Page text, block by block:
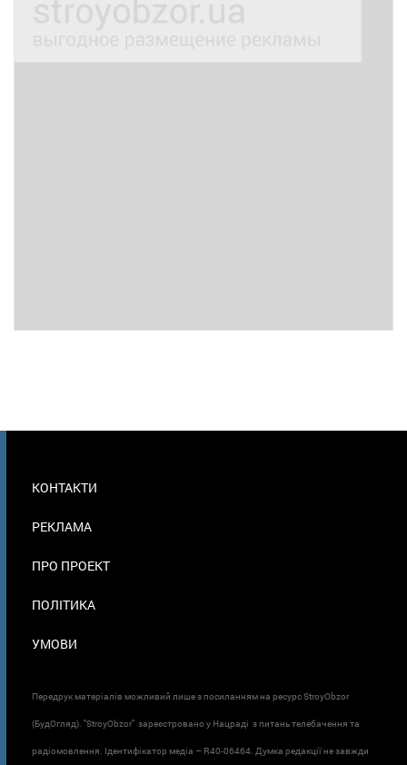
В
КОНТАКТИ
РЕКЛАМА
ПРО ПРОЕКТ
ПОЛІТИКА
УМОВИ
Передрук матеріалів можливий лише з посиланням на ресурс StroyObzor
(БудОгляд). "StroyObzor" зареєстровано у Нацраді з питань телебачення та
радіомовлення. Ідентифікатор медіа – R40-06464. Думка редакції не завжди